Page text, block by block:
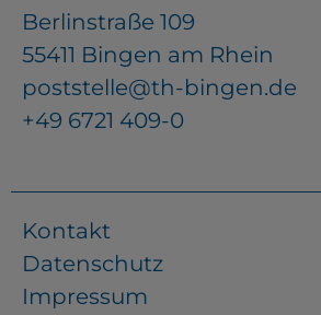
Berlinstraße 109
55411 Bingen am Rhein
poststelle@th-bingen.de
+49 6721 409-0
Kontakt
Datenschutz
Impressum
YouTube
ChatBot